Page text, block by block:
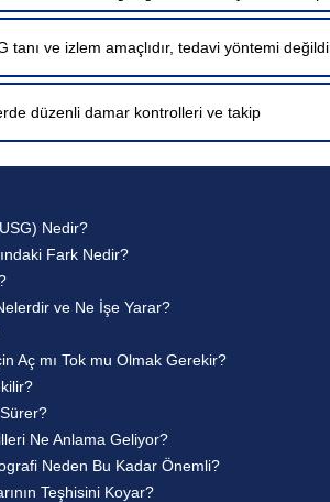
tanı ve izlem amaçlıdır, tedavi yöntemi
düzenli damar kontrolleri ve takip
Nedir?
Fark Nedir?
ve Ne İşe Yarar?
Aç mı Tok mu Olmak Gerekir?
Ne Anlama Geliyor?
Neden Bu Kadar Önemli?
Teşhisini Koyar?